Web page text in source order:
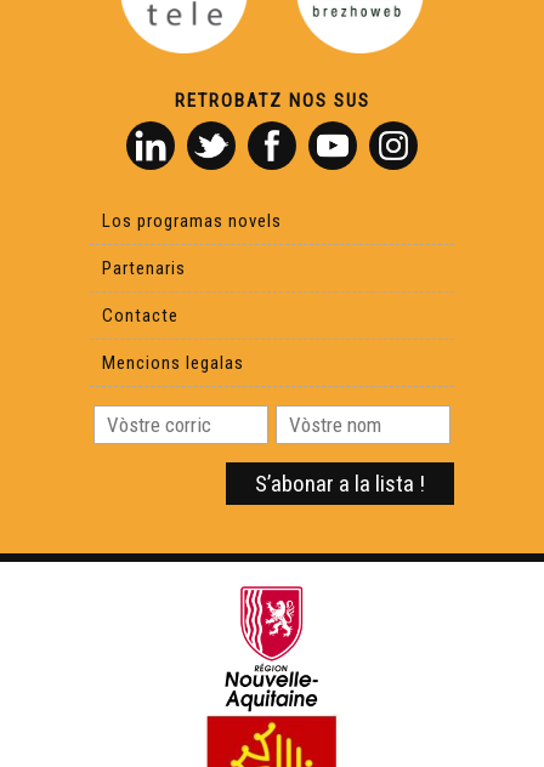
RETROBATZ NOS SUS
Los programas novels
Partenaris
Contacte
Mencions legalas